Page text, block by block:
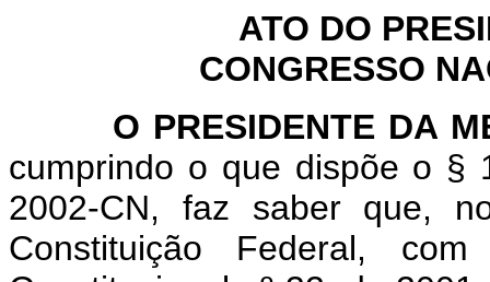
ATO DO
CONGRESSO
O PRESIDENTE DA
cumprindo o que dispõe o §
2002-CN, faz saber que,
Constituição Federal,